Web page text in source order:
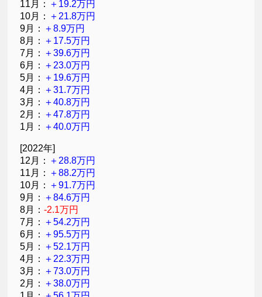
11月： ＋19.2万円
10月： ＋21.8万円
9月： ＋8.9万円
8月： ＋17.5万円
7月： ＋39.6万円
6月： ＋23.0万円
5月： ＋19.6万円
4月： ＋31.7万円
3月： ＋40.8万円
2月： ＋47.8万円
1月： ＋40.0万円
[2022年]
12月： ＋28.8万円
11月： ＋88.2万円
10月： ＋91.7万円
9月： ＋84.6万円
8月：-2.1万円
7月： ＋54.2万円
6月： ＋95.5万円
5月： ＋52.1万円
4月： ＋22.3万円
3月： ＋73.0万円
2月： ＋38.0万円